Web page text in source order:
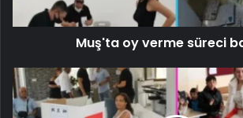
Muş'ta oy verme süreci